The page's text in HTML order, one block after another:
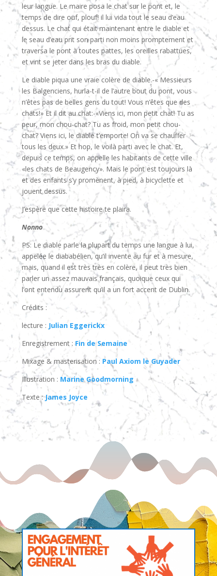
leur langue. Le maire posa le chat sur le pont et, le
temps de dire ouf, plouf! il lui vida tout le seau d’eau
dessus. Le chat qui était maintenant entre le diable et
le seau d’eau prit son parti non moins promptement et
traversa le pont à toutes pattes, les oreilles rabattues,
et vint se jeter dans les bras du diable.
Le diable piqua une vraie colère de diable.-« Messieurs
les Balgenciens, hurla-t-il de l’autre bout du pont, vous
n’êtes pas de belles gens du tout! Vous n’êtes que des
chats!» Et il dit au chat:-«Viens ici, mon petit chat! Tu as
peur, mon chou-chat? Tu as froid, mon petit chou-
chat? Viens ici, le diable t’emporte! On va se chauffer
tous les deux.» Et hop, le voilà parti avec le chat. Et,
depuis ce temps, on appelle les habitants de cette ville
«les chats de Beaugency». Mais le pont est toujours là
et des enfants s’y promènent, à pied, à bicyclette et
jouent dessus.
J’espère que cette histoire te plaira.
Nonno
PS: Le diable parle la plupart du temps une langue à lui,
appelée le diababélien, qu’il invente au fur et à mesure,
mais, quand il est très très en colère, il peut très bien
parler un assez mauvais français, quoique ceux qui
l’ont entendu assurent qu’il a un fort accent de Dublin.
Crédits :
lecture : Julian Eggerickx
Enregistrement : Fin de Semaine
Mixage & masterisation : Paul Axiom le Guyader
Illustration : Marine Goodmorning
Texte :James Joyce